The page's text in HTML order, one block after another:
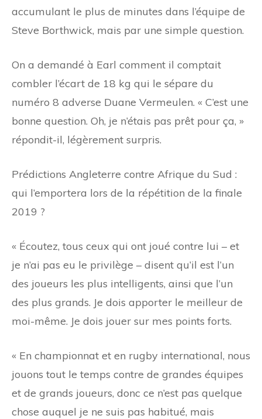
accumulant le plus de minutes dans l’équipe de
Steve Borthwick, mais par une simple question.
On a demandé à Earl comment il comptait
combler l’écart de 18 kg qui le sépare du
numéro 8 adverse Duane Vermeulen. « C’est une
bonne question. Oh, je n’étais pas prêt pour ça, »
répondit-il, légèrement surpris.
Prédictions Angleterre contre Afrique du Sud :
qui l’emportera lors de la répétition de la finale
2019 ?
« Écoutez, tous ceux qui ont joué contre lui – et
je n’ai pas eu le privilège – disent qu’il est l’un
des joueurs les plus intelligents, ainsi que l’un
des plus grands. Je dois apporter le meilleur de
moi-même. Je dois jouer sur mes points forts.
« En championnat et en rugby international, nous
jouons tout le temps contre de grandes équipes
et de grands joueurs, donc ce n’est pas quelque
chose auquel je ne suis pas habitué, mais